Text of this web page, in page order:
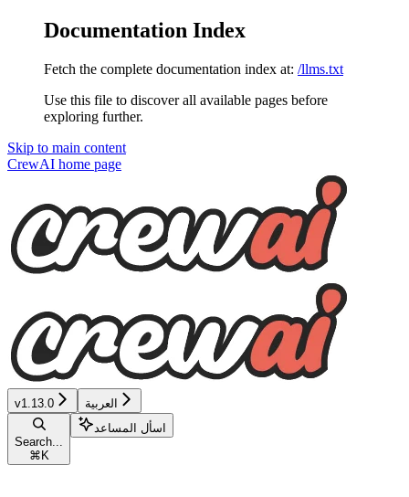
Documentation Index
Fetch the complete documentation index at: /llms.txt
Use this file to discover all available pages before
exploring further.
Skip to main content
CrewAI home page
v1.13.0 العربية
Search...
⌘ K
اسأل المساعد